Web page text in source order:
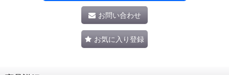
お問い合わせ
お気に入り登録